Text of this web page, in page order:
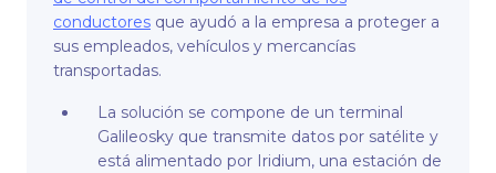
conductores que ayudó a la empresa a proteger a
sus empleados, vehículos y mercancías
transportadas.
La solución se compone de un terminal
Galileosky que transmite datos por satélite y
está alimentado por Iridium, una estación de